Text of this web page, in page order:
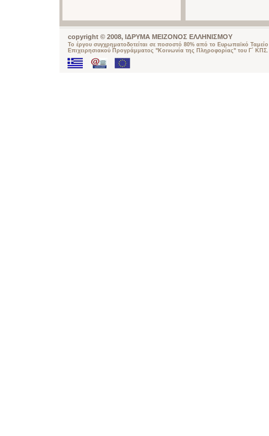
copyright © 2008, ΙΔΡΥΜΑ ΜΕΙΖΟΝΟΣ ΕΛΛΗΝΙΣΜΟΥ
Το έργου συγχρηματοδοτείται σε ποσοστό 80% από το Ευρωπαϊκό
Επιχειρησιακού Προγράμματος "Κοινωνία της Πληροφορίας" του Γ΄ ΚΠΣ.